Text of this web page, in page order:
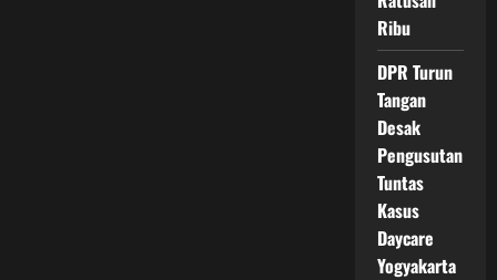
Ribu
DPR Turun
Tangan
Desak
Pengusutan
Tuntas
Kasus
Daycare
Yogyakarta